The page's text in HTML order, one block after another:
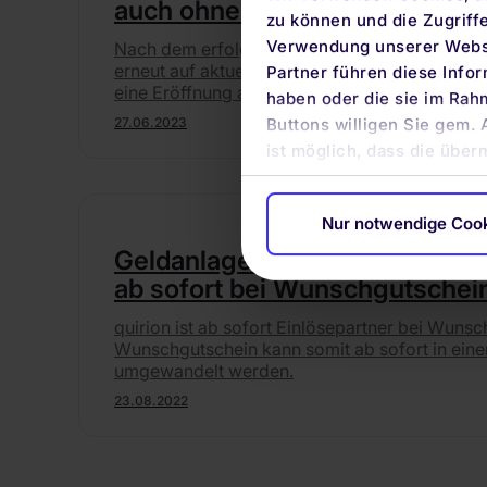
zu können und die
Verwendung unserer
Partner führen diese
haben oder die sie im
Buttons willigen Sie gem.
ist möglich, dass die
Nur notwendige
auch ohne Depot -
Nach dem erfolgreichen Start erhöht quirion
erneut auf aktuell 3 % p.a. Bereits seit der
eine Eröffnung auch ohne gleichzeitige
27.06.2023
Geldanlage als passendes
ab sofort bei
quirion ist ab sofort Einlösepartner bei
Wunschgutschein kann somit ab sofort in
umgewandelt werden.
23.08.2022